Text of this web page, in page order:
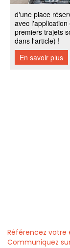
Référencez votre
Communiquez